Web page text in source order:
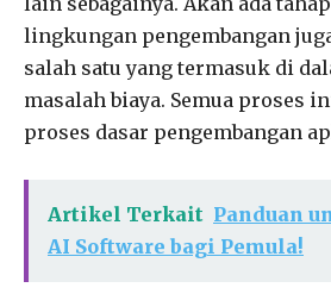
lingkungan pengembangan
salah satu yang termasuk di
masalah biaya. Semua proses
proses dasar pengembangan
Artikel Terkait Panduan
AI Software bagi Pemula!